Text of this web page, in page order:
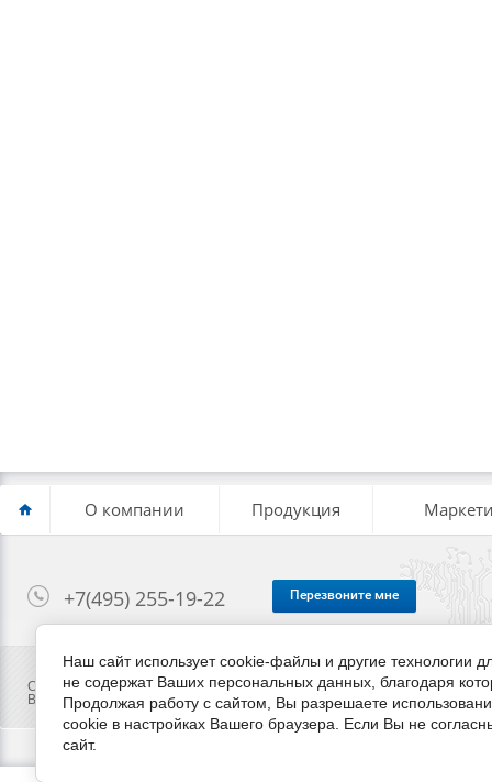
О компании Продукция
+7(495) 255-19-22 Перезвоните мне
Copyright © 2014 - 2026
Вся предоставленная на сайте информация ни при каких условиях не
Наш сайт использует cookie-файлы и другие
не содержат Ваших персональных данных, благодаря
Продолжая работу с сайтом, Вы разрешаете
cookie в настройках Вашего браузера. Если Вы не
сайт.